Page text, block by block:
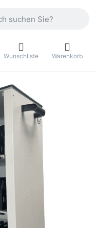
Suchbegriff ein.
Wunschliste Warenkorb